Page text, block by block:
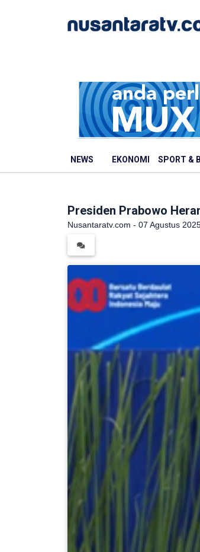
NEWS EKONOMI SPORT &
Presiden Prabowo
Nusantaratv.com - 07 Agustus